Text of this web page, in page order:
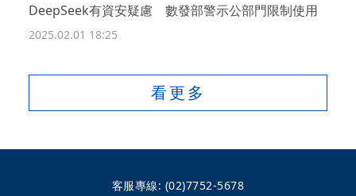
DeepSeek有資安疑慮 數發部警示公部門限制使用
2025.02.01 18:25
看更多
客服專線: (02)7752-5678